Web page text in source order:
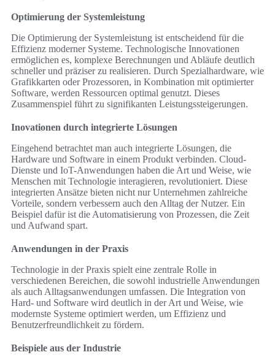
Optimierung der Systemleistung
Die Optimierung der Systemleistung ist entscheidend für die
Effizienz moderner Systeme. Technologische Innovationen
ermöglichen es, komplexe Berechnungen und Abläufe deutlich
schneller und präziser zu realisieren. Durch Spezialhardware, wie
Grafikkarten oder Prozessoren, in Kombination mit optimierter
Software, werden Ressourcen optimal genutzt. Dieses
Zusammenspiel führt zu signifikanten Leistungssteigerungen.
Inovationen durch integrierte Lösungen
Eingehend betrachtet man auch integrierte Lösungen, die
Hardware und Software in einem Produkt verbinden. Cloud-
Dienste und IoT-Anwendungen haben die Art und Weise, wie
Menschen mit Technologie interagieren, revolutioniert. Diese
integrierten Ansätze bieten nicht nur Unternehmen zahlreiche
Vorteile, sondern verbessern auch den Alltag der Nutzer. Ein
Beispiel dafür ist die Automatisierung von Prozessen, die Zeit
und Aufwand spart.
Anwendungen in der Praxis
Technologie in der Praxis spielt eine zentrale Rolle in
verschiedenen Bereichen, die sowohl industrielle Anwendungen
als auch Alltagsanwendungen umfassen. Die Integration von
Hard- und Software wird deutlich in der Art und Weise, wie
modernste Systeme optimiert werden, um Effizienz und
Benutzerfreundlichkeit zu fördern.
Beispiele aus der Industrie